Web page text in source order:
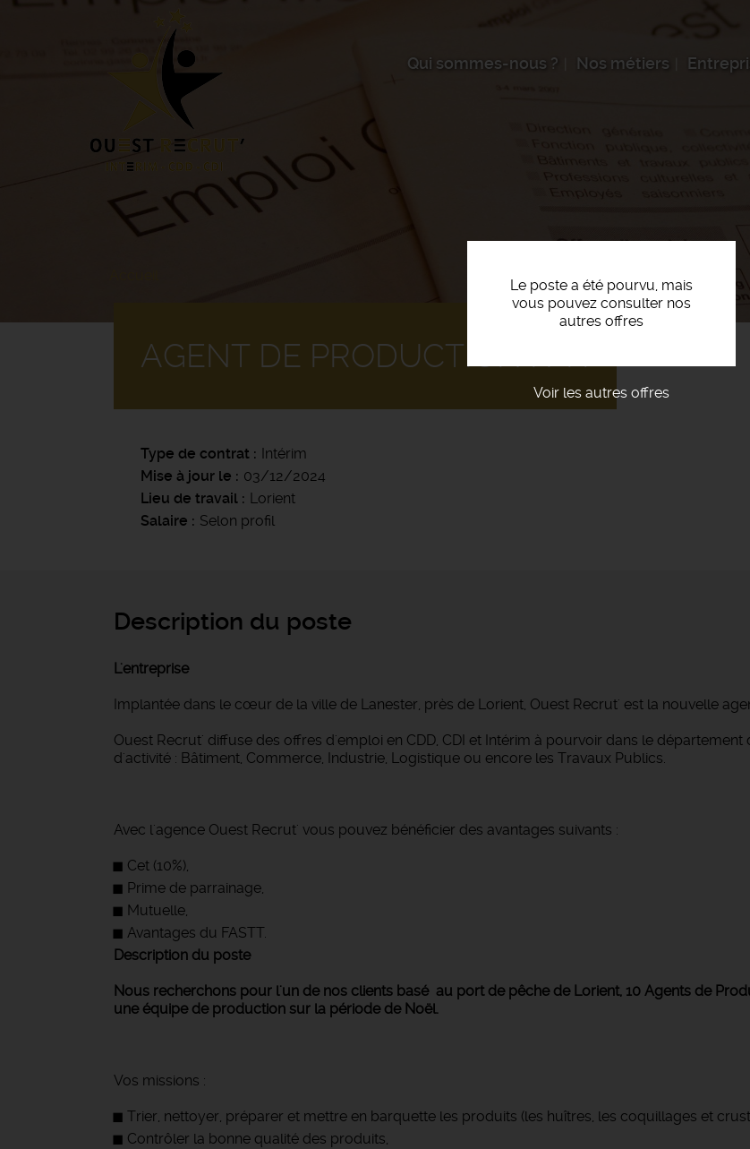
Qui sommes-nous ? Nos métiers
Le poste a été pourvu, mais
vous pouvez consulter nos
autres offres
Voir les autres offres
AGENT DE PRODUCTION F/H
Type de contrat
Intérim
Mise à jour le
03/12/2024
Lieu de travail
Lorient
Salaire
Selon profil
Description du poste
L'entreprise
Implantée dans le cœur de la ville de Lanester, près de Lorient, Ouest Recrut' est la nouvelle
Ouest Recrut' diffuse des offres d'emploi en CDD, CDI et Intérim à pourvoir dans le
d'activité : Bâtiment, Commerce, Industrie, Logistique ou encore les Travaux Publics.
Avec l'agence Ouest Recrut' vous pouvez bénéficier des avantages suivants :
Cet (10%),
Prime de parrainage,
Mutuelle,
Avantages du FASTT.
Description du poste
Nous recherchons pour l'un de nos clients basé au port de pêche de Lorient, 10 Agents de
une équipe de production sur la période de Noël.
Vos missions :
Trier, nettoyer, préparer et mettre en barquette les produits (les huîtres, les coquillages et
Contrôler la bonne qualité des produits,